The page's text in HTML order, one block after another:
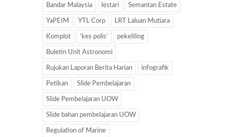
Bandar Malaysia lestari Semantan Estate
YaPEIM YTL Corp LRT Laluan Mutiara
Komplot ‘kes polis’ pekeliling
Buletin Unit Astronomi
Rujukan Laporan Berita Harian infografik
Petikan Slide Pembelajaran
Slide Pembelajaran UOW
Slide bahan pembelajaran UOW
Regulation of Marine